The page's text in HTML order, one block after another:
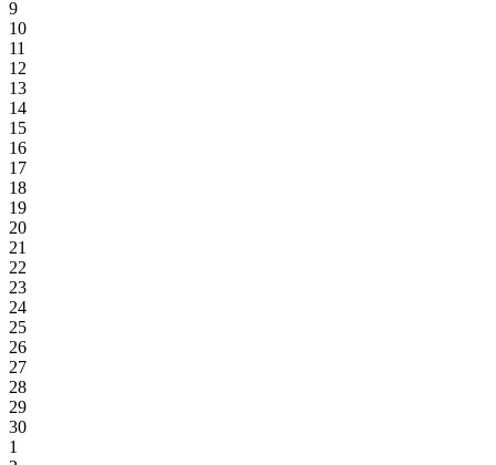
9
10
11
12
13
14
15
16
17
18
19
20
21
22
23
24
25
26
27
28
29
30
1